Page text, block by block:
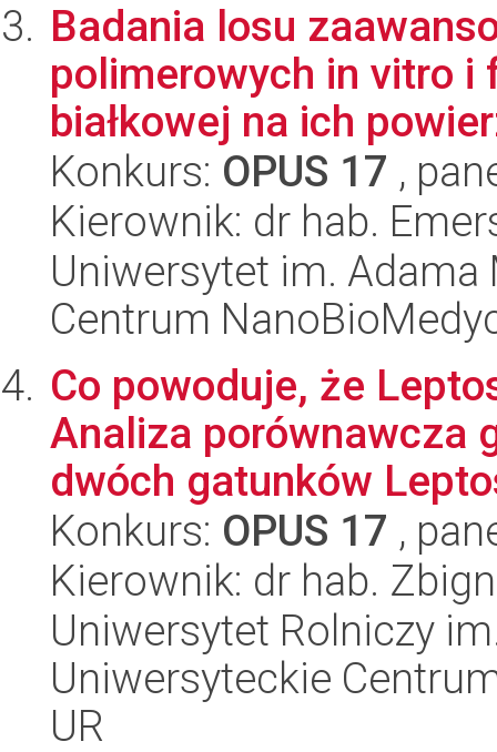
Badania losu
polimerowych in vitro i
białkowej na ich
Konkurs: OPUS 17 ,
Kierownik: dr hab.
Uniwersytet im.
Centrum
Co powoduje, że
Analiza porównawcza
dwóch gatunków
Konkurs: OPUS 17 ,
Kierownik: dr hab.
Uniwersytet Rolniczy
Uniwersyteckie
UR